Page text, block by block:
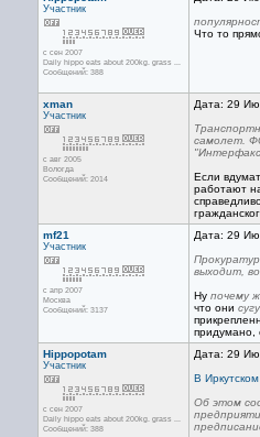
Участник
с сен 2007
Daily hippo eats about 200kg. grass ...
Сообщений: 388
Что то
xman
Участник
с авг 2005
Вологда
Сообщений: 2014
Дата: 29
самолет.
Если
работают
mf21
Участник
с апр 2007
Москва
Сообщений: 3137
Дата: 29
выходит,
Ну почему
что они
придумано,
Hippopotam
Участник
с сен 2007
Daily hippo eats about 200kg. grass ...
Сообщений: 388
Дата: 29
В
Об этом